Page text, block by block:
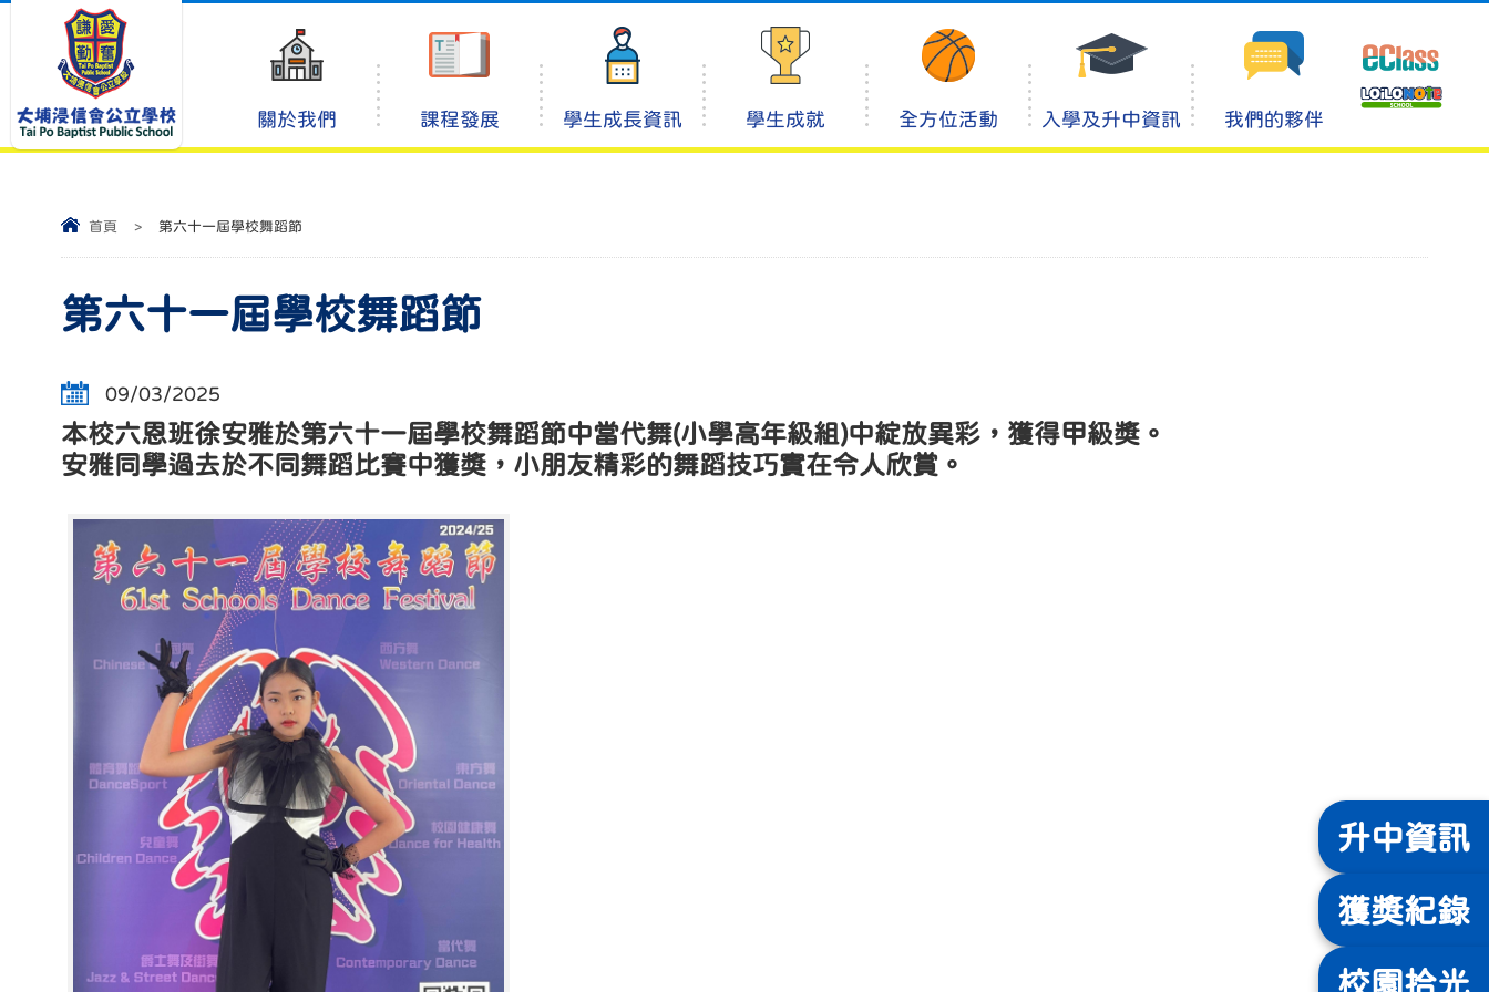
關於我們 課程發展 學生成長資訊 學生成就 全方位活動 入學及升中資訊 我們的夥伴
首頁 > 第六十一屆學校舞蹈節
第六十一屆學校舞蹈節
09/03/2025
本校六恩班徐安雅於第六十一屆學校舞蹈節中當代舞(小學高年級組)中綻放異彩，獲得甲級獎。
安雅同學過去於不同舞蹈比賽中獲獎，小朋友精彩的舞蹈技巧實在令人欣賞。
升中資訊
獲獎紀錄
校園拾光